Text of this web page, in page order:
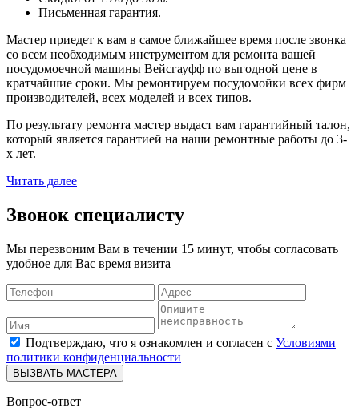
Письменная гарантия.
Мастер приедет к вам в самое ближайшее время после звонка
со всем необходимым инструментом для ремонта вашей
посудомоечной машины Вейсгауфф по выгодной цене в
кратчайшие сроки. Мы ремонтируем посудомойки всех фирм
производителей, всех моделей и всех типов.
По результату ремонта мастер выдаст вам гарантийный талон,
который является гарантией на наши ремонтные работы до 3-
х лет.
Читать далее
Звонок специалисту
Мы перезвоним Вам в течении 15 минут, чтобы согласовать
удобное для Вас время визита
Подтверждаю, что я ознакомлен и согласен с Условиями
политики конфиденциальности
ВЫЗВАТЬ МАСТЕРА
Вопрос-ответ